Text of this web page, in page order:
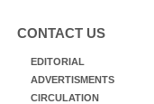
CONTACT US
EDITORIAL
ADVERTISMENTS
CIRCULATION